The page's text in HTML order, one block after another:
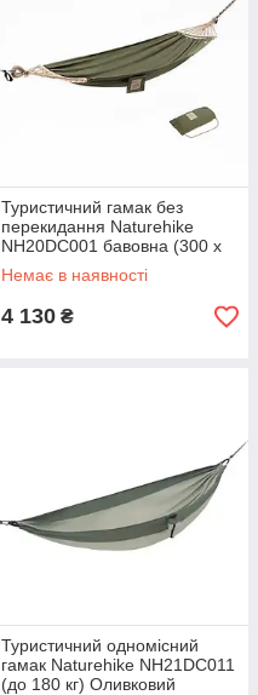
Туристичний гамак без
перекидання Naturehike
NH20DC001 бавовна (300 х
90см) Зелений
Немає в наявності
4 130 ₴
Туристичний одномісний
гамак Naturehike NH21DC011
(до 180 кг) Оливковий